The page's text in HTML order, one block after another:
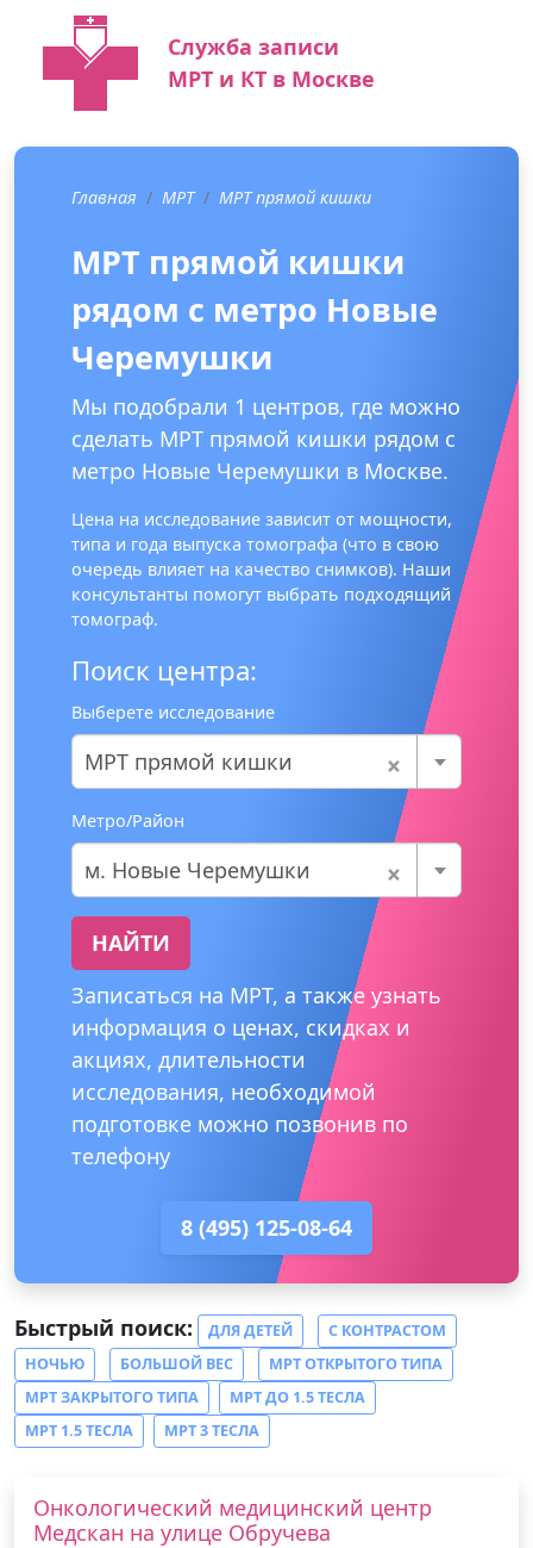
Служба записи
МРТ и КТ в Москве
Главная МРТ МРТ прямой кишки
МРТ прямой кишки
рядом с метро Новые
Черемушки
Мы подобрали 1 центров, где можно
сделать МРТ прямой кишки рядом с
метро Новые Черемушки в Москве.
Цена на исследование зависит от мощности,
типа и года выпуска томографа (что в свою
очередь влияет на качество снимков). Наши
консультанты помогут выбрать подходящий
томограф.
Поиск центра:
Выберете исследование
×
МРТ прямой кишки
Метро/Район
×
м. Новые Черемушки
НАЙТИ
Записаться на МРТ, а также узнать
информация о ценах, скидках и
акциях, длительности
исследования, необходимой
подготовке можно позвонив по
телефону
8 (495) 125-08-64
Быстрый поиск: ДЛЯ ДЕТЕЙ
С КОНТРАСТОМ
НОЧЬЮ
БОЛЬШОЙ ВЕС
МРТ ОТКРЫТОГО ТИПА
МРТ ЗАКРЫТОГО ТИПА
МРТ ДО 1.5 ТЕСЛА
МРТ 1.5 ТЕСЛА
МРТ 3 ТЕСЛА
Онкологический медицинский центр
Медскан на улице Обручева